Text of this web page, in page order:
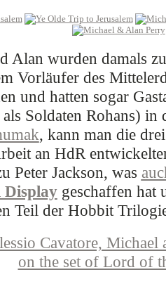
Alan wurden damals
Vorläufer des
und hatten sogar
als Soldaten Rohans) in
, kann man die
an HdR
Peter Jackson, was
geschaffen hat
Teil der Hobbit